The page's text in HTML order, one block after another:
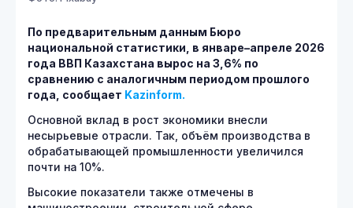
По предварительным данным Бюро
национальной статистики, в январе–апреле 2026
года ВВП Казахстана вырос на 3,6% по
сравнению с аналогичным периодом прошлого
года, сообщает Kazinform.
Основной вклад в рост экономики внесли
несырьевые отрасли. Так, объём производства в
обрабатывающей промышленности увеличился
почти на 10%.
Высокие показатели также отмечены в